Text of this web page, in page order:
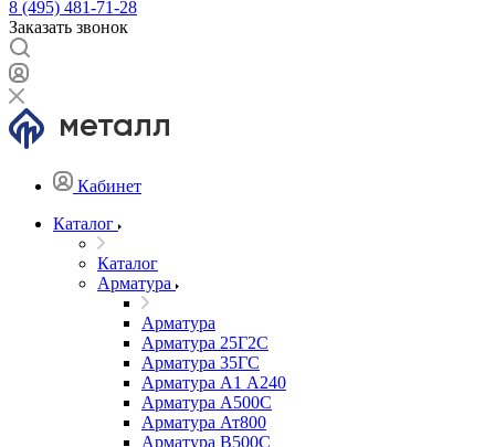
8 (495) 481-71-28
Заказать звонок
Кабинет
Каталог
Каталог
Арматура
Арматура
Арматура 25Г2С
Арматура 35ГС
Арматура А1 А240
Арматура А500С
Арматура Ат800
Арматура В500С